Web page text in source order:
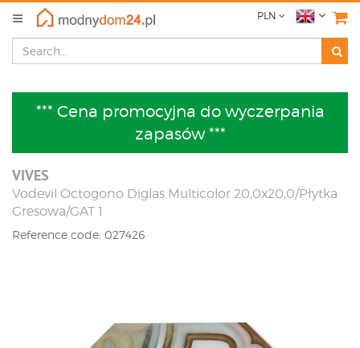
PLN
*** Cena promocyjna do wyczerpania
zapasów ***
VIVES
Vodevil Octogono Diglas Multicolor 20,0x20,0/Płytka
Gresowa/GAT 1
Reference code: 027426